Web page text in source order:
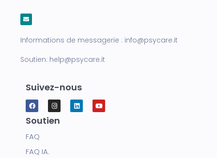
Informations de messagerie : info@psycare.it
Soutien: help@psycare.it
Suivez-nous
Soutien
FAQ
FAQ IA.